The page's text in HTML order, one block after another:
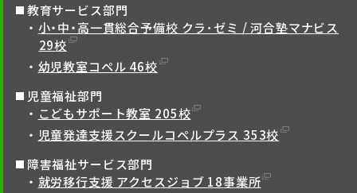
教育サービス部門
小・中・高一貫総合予備校 クラ･ゼミ / 河合塾マナビス
29校
幼児教室コペル 46校
児童福祉部門
こどもサポート教室 205校
児童発達支援スクールコペルプラス 353校
障害福祉サービス部門
就労移行支援 アクセスジョブ 18事業所